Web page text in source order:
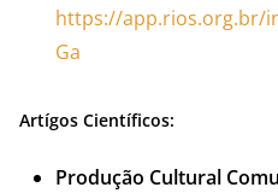
https://app.rios.org.br/
Ga
Artígos Científicos:
Produção Cultural